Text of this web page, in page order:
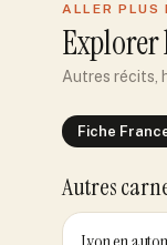
ALLER PLUS
Explorer
Autres récits,
Fiche
Autres